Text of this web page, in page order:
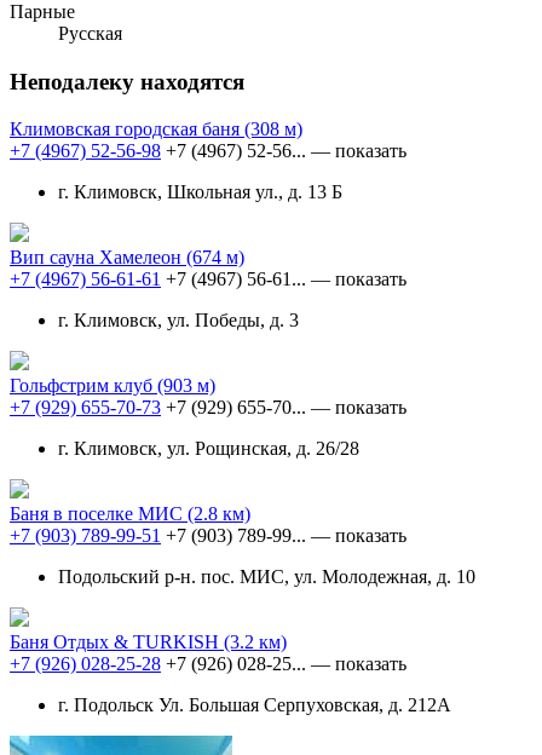
Парные
Русская
Неподалеку находятся
Климовская городская баня (308 м)
+7 (4967) 52-56-98 +7 (4967) 52-56... — показать
г. Климовск, Школьная ул., д. 13 Б
Вип сауна Хамелеон (674 м)
+7 (4967) 56-61-61 +7 (4967) 56-61... — показать
г. Климовск, ул. Победы, д. 3
Гольфстрим клуб (903 м)
+7 (929) 655-70-73 +7 (929) 655-70... — показать
г. Климовск, ул. Рощинская, д. 26/28
Баня в поселке МИС (2.8 км)
+7 (903) 789-99-51 +7 (903) 789-99... — показать
Подольский р-н. пос. МИС, ул. Молодежная, д. 10
Баня Отдых & TURKISH (3.2 км)
+7 (926) 028-25-28 +7 (926) 028-25... — показать
г. Подольск Ул. Большая Серпуховская, д. 212А